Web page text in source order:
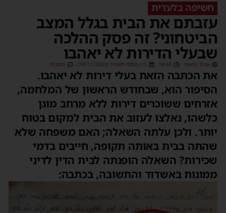
חשיפה בלעדית
עזבתם את הבית בגלל המצב
הביטחוני? זה פסק ההלכה
שבעלי הדירות לא יאהבו
אביב נחשוני 18:40 כ״ז בכסלו תשפ״ד (10/12/2023) תגובות
את הכתבה הזאת בעלי דירות לא יאהבו.
הסיפור הוא, שבחודש הראשון של המלחמה,
אזרחים ששוכרים דירות ללא מרחב מוגן
כלשהו, נאלצו לעזוב את הבית למקום בטוח
יותר. ולכן עלתה השאלה; האם משפחה שלא
שהתה בבית באותה תקופה, חייבים בדמי
שכירות? השאלה הופנתה לבית הדין לדיני
ממונות באשדוד והתשובה, בכתבה: